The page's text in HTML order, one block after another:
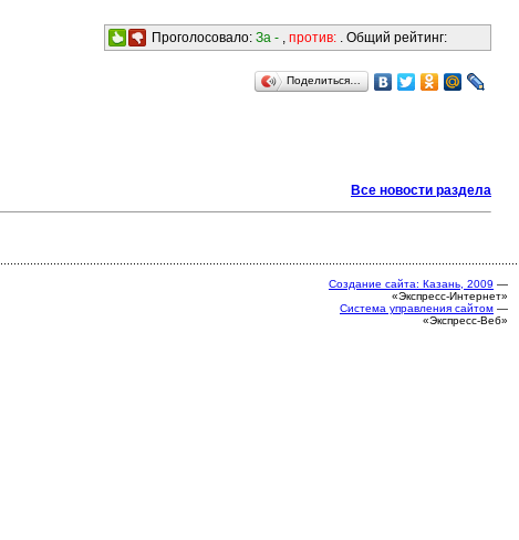
Проголосовало: За - , против: . Общий рейтинг:
Поделиться…
Все новости раздела
Создание сайта: Казань, 2009 —
«Экспресс-Интернет»
Система управления сайтом —
«Экспресс-Веб»